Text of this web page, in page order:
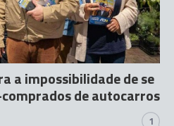
a impossibilidade de se
de autocarros
1